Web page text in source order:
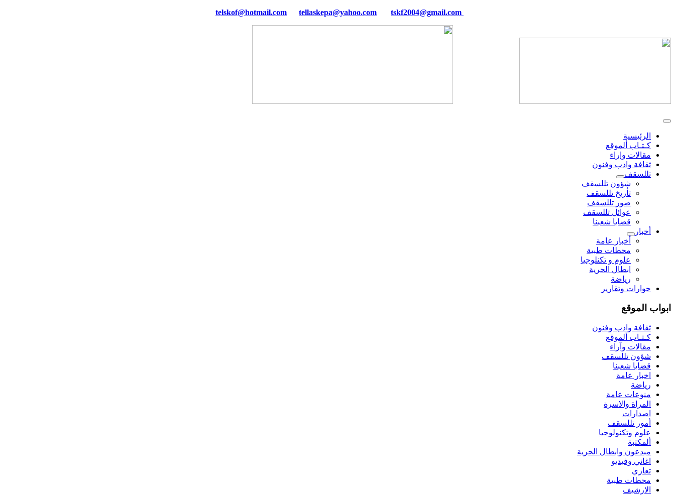
tellaskepa@yahoo.com tskf2004@gmail.com
الرئيسية
كـتـاب ألموقع
مقالات واراء
ثقافة وادب وفنون
تللسقف
شؤون تللسقف
تأريخ تللسقف
صور تللسقف
عوائل تللسقف
قضايا شعبنا
أخبار
أخبار عامة
محطات طبية
علوم و تکنلوجیا
ابطال الحرية
رياضة
حوارات وتقارير
ابواب الموقع
ثقافة وادب وفنون
كـتـاب ألموقع
مقالات وآراء
شؤون تللسقف
قضايا شعبنا
اخبار عامة
رياضة
منوعات عامة
المراة والاسرة
اصدارات
أمور تللسقف
علوم وتكنولوجيا
ألمكتبة
مبدعون وابطال الحرية
اغاني وفيديو
تعازي
محطات طبية
الارشيف